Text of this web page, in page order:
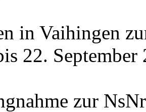
in Vaihingen
22. September
zur